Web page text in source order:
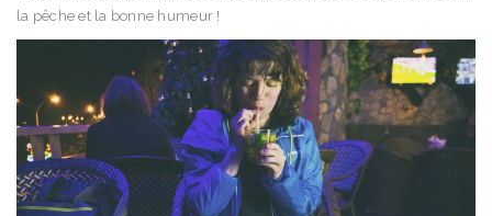
la pêche et la bonne humeur !